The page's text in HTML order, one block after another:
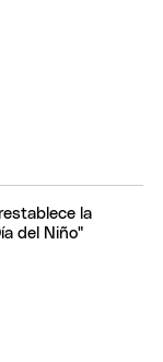
la
del Niño"